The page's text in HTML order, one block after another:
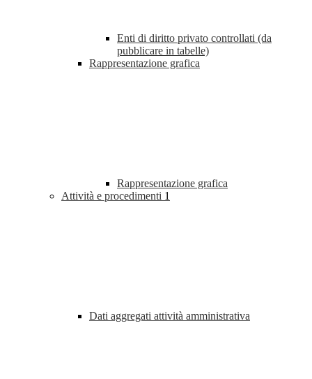
Enti di diritto privato controllati (da
pubblicare in tabelle)
Rappresentazione grafica
Rappresentazione grafica
Attività e procedimenti 1
Dati aggregati attività amministrativa